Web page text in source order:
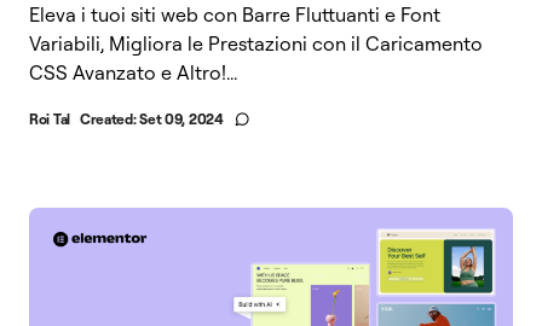
Eleva i tuoi siti web con Barre Fluttuanti e Font
Variabili, Migliora le Prestazioni con il Caricamento
CSS Avanzato e Altro!...
Roi Tal Created:Set 09, 2024